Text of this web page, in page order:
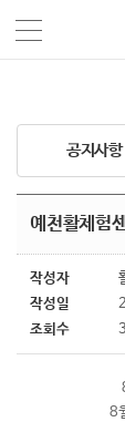
공지사항
예천활체험
작성자
작성일
조회수
8